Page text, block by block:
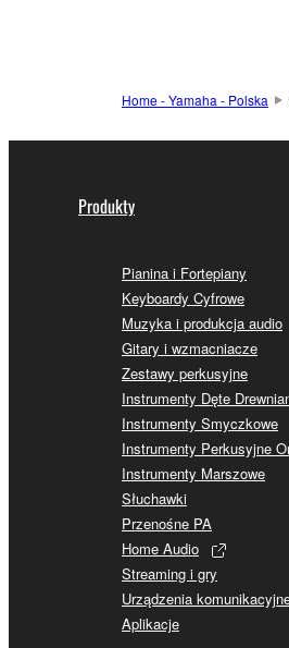
Home - Yamaha - Polska
Produkty
Pianina i Fortepiany
Keyboardy Cyfrowe
Muzyka i produkcja audio
Gitary i wzmacniacze
Zestawy perkusyjne
Instrumenty Dęte
Instrumenty Smyczkowe
Instrumenty Perkusyjne
Instrumenty Marszowe
Słuchawki
Przenośne PA
Home Audio
Streaming i gry
Urządzenia
Aplikacje